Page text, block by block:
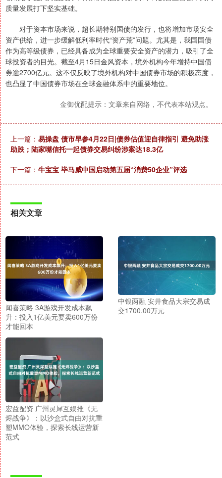
质量发展打下坚实基础。
对于资本市场来说，超长期特别国债的发行，也将增加市场安全
资产供给，进一步缓解低利率时代“资产荒”问题。尤其是，我国国债
作为高等级债券，已经具备成为全球重要安全资产的潜力，吸引了全
球投资者的目光。截至4月15日金风资本，境外机构今年增持中国债
券逾2700亿元。这不仅反映了境外机构对中国债券市场的积极态度，
也凸显了中国债券市场在全球金融体系中的重要地位。
金御优配提示：文章来自网络，不代表本站观点。
上一篇： 易操盘 债市早参4月22日|债券估值迎自律指引 避免助涨
助跌；陆家嘴信托一起债券交易纠纷涉案达18.3亿
下一篇： 牛宝宝 毕马威中国启动第五届“消费50企业”评选
相关文章
闻喜策略 3A游戏开发成本飙
升：投入1亿美元要卖600万份
才能回本
中银两融 安井食品大宗交易成
交1700.00万元
宏益配资 广州灵犀互娱推《无
烬战争》：以沙盒式自由对抗重
塑MMO体验，探索长线运营新
范式